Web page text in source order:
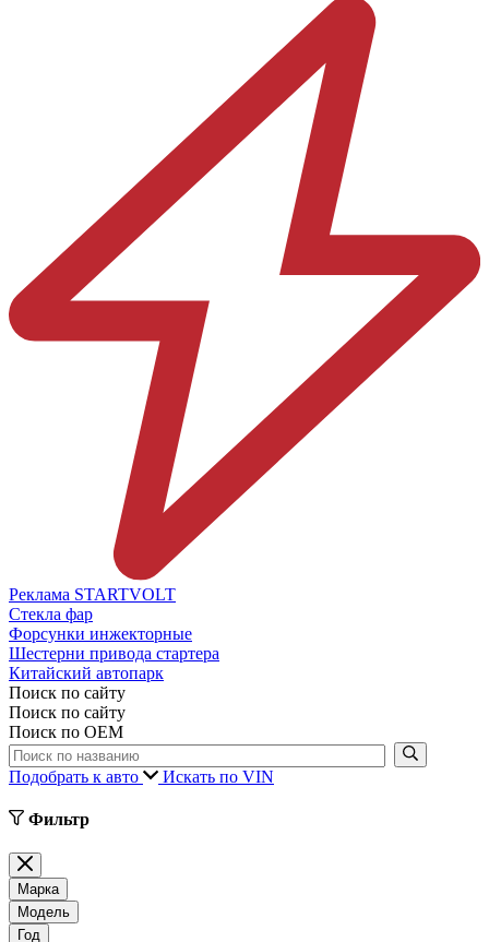
Реклама STARTVOLT
Стекла фар
Форсунки инжекторные
Шестерни привода стартера
Китайский автопарк
Поиск по сайту
Поиск по сайту
Поиск по ОЕМ
Подобрать к авто Искать по VIN
Фильтр
Марка
Модель
Год